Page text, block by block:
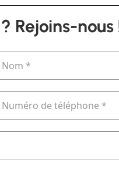
Rejoins-nous